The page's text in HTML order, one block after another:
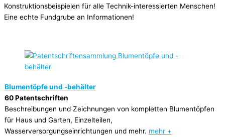
Konstruktionsbeispielen für alle Technik-interessierten Menschen!
Eine echte Fundgrube an Informationen!
Blumentöpfe und -behälter
60 Patentschriften
Beschreibungen und Zeichnungen von kompletten Blumentöpfen
für Haus und Garten, Einzelteilen,
Wasserversorgungseinrichtungen und mehr. mehr +